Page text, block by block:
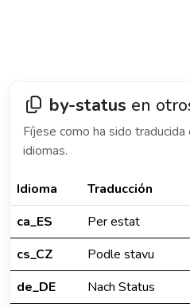
by-status en
Fíjese como ha sido
idiomas.
Idioma Traducción
ca_ES
Per estat
cs_CZ
Podle stavu
de_DE
Nach Status